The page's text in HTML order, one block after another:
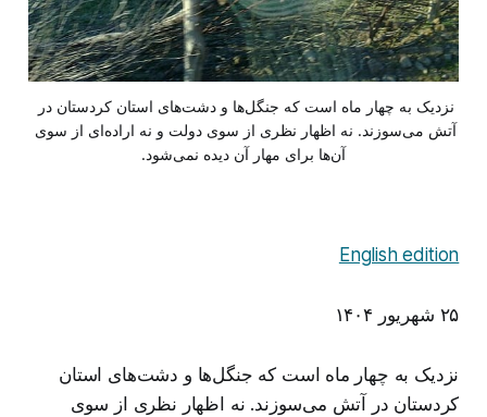
آن‌ها برای مهار آن دیده نمی‌شود.
English edition
۲۵ شهریور ۱۴۰۴
نزدیک به چهار ماه است که جنگل‌ها و دشت‌های استان
کردستان در آتش می‌سوزند. نه اظهار نظری از سوی